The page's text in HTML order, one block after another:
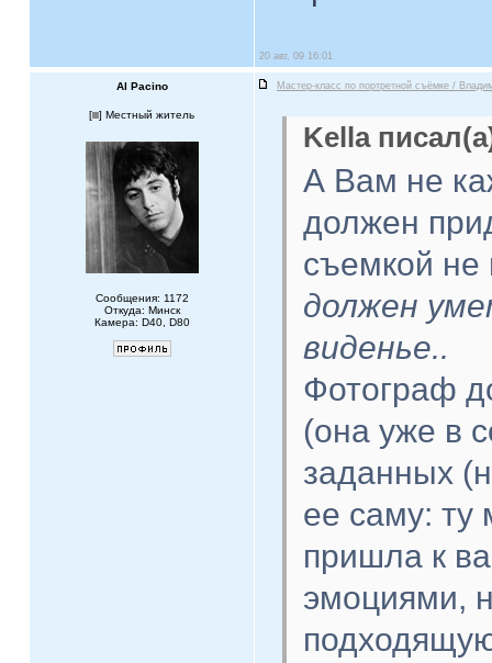
20 авг, 09 16:01
Al Pacino Мастер-класс по портретной съёмке /
[ ] Местный житель
Сообщения: 1172
Откуда: Минск
Камера: D40, D80
Kella
А Вам не
должен
съемкой
должен
виденье..
Фотограф
(она уже в
заданных
ее саму: ту
пришла к
эмоциями,